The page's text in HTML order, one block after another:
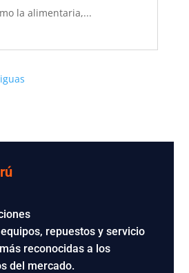
la alimentaria,...
repuestos y servicio
reconocidas a los
del mercado.